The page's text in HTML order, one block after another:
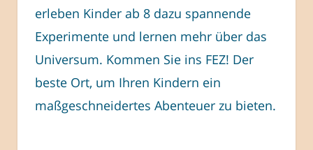
erleben Kinder ab 8 dazu spannende
Experimente und lernen mehr über das
Universum. Kommen Sie ins FEZ! Der
beste Ort, um Ihren Kindern ein
maßgeschneidertes Abenteuer zu bieten.